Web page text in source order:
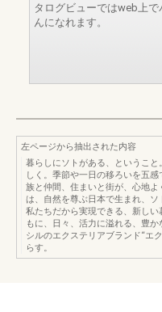
タログビューではweb上
んになれます。
左ページから抽出された内容
暮らしにソトがある、というこ
しく。季節や一日の移ろいを五
族と仲間、住まいと街が、心地
は、自然を尊ぶ日本で生まれ、
私たちだから実現できる、新し
もに、日々、活力に溢れる、豊
シルのエクステリアブランド“エ
らす。